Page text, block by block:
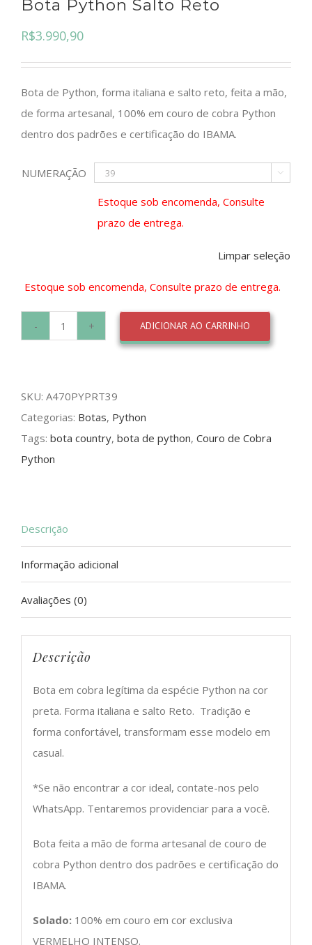
Bota Python Salto Reto
R$3.990,90
Bota de Python, forma italiana e salto reto, feita a mão,
de forma artesanal, 100% em couro de cobra Python
dentro dos padrões e certificação do IBAMA.
NUMERAÇÃO 
Estoque sob encomenda, Consulte
prazo de entrega.
Limpar seleção
Estoque sob encomenda, Consulte prazo de entrega.
Reto
quantidade
ADICIONAR AO CARRINHO
SKU: A470PYPRT39
Categorias: Botas, Python
Tags: bota country, bota de python, Couro de Cobra
Python
Descrição
Informação adicional
Avaliações (0)
Descrição
Bota em cobra legítima da espécie Python na cor
preta. Forma italiana e salto Reto. Tradição e
forma confortável, transformam esse modelo em
casual.
*Se não encontrar a cor ideal, contate-nos pelo
WhatsApp. Tentaremos providenciar para a você.
Bota feita a mão de forma artesanal de couro de
cobra Python dentro dos padrões e certificação do
IBAMA.
Solado: 100% em couro em cor exclusiva
VERMELHO INTENSO.